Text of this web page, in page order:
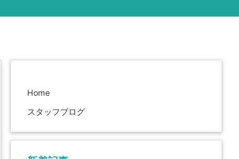
Home
スタッフブログ